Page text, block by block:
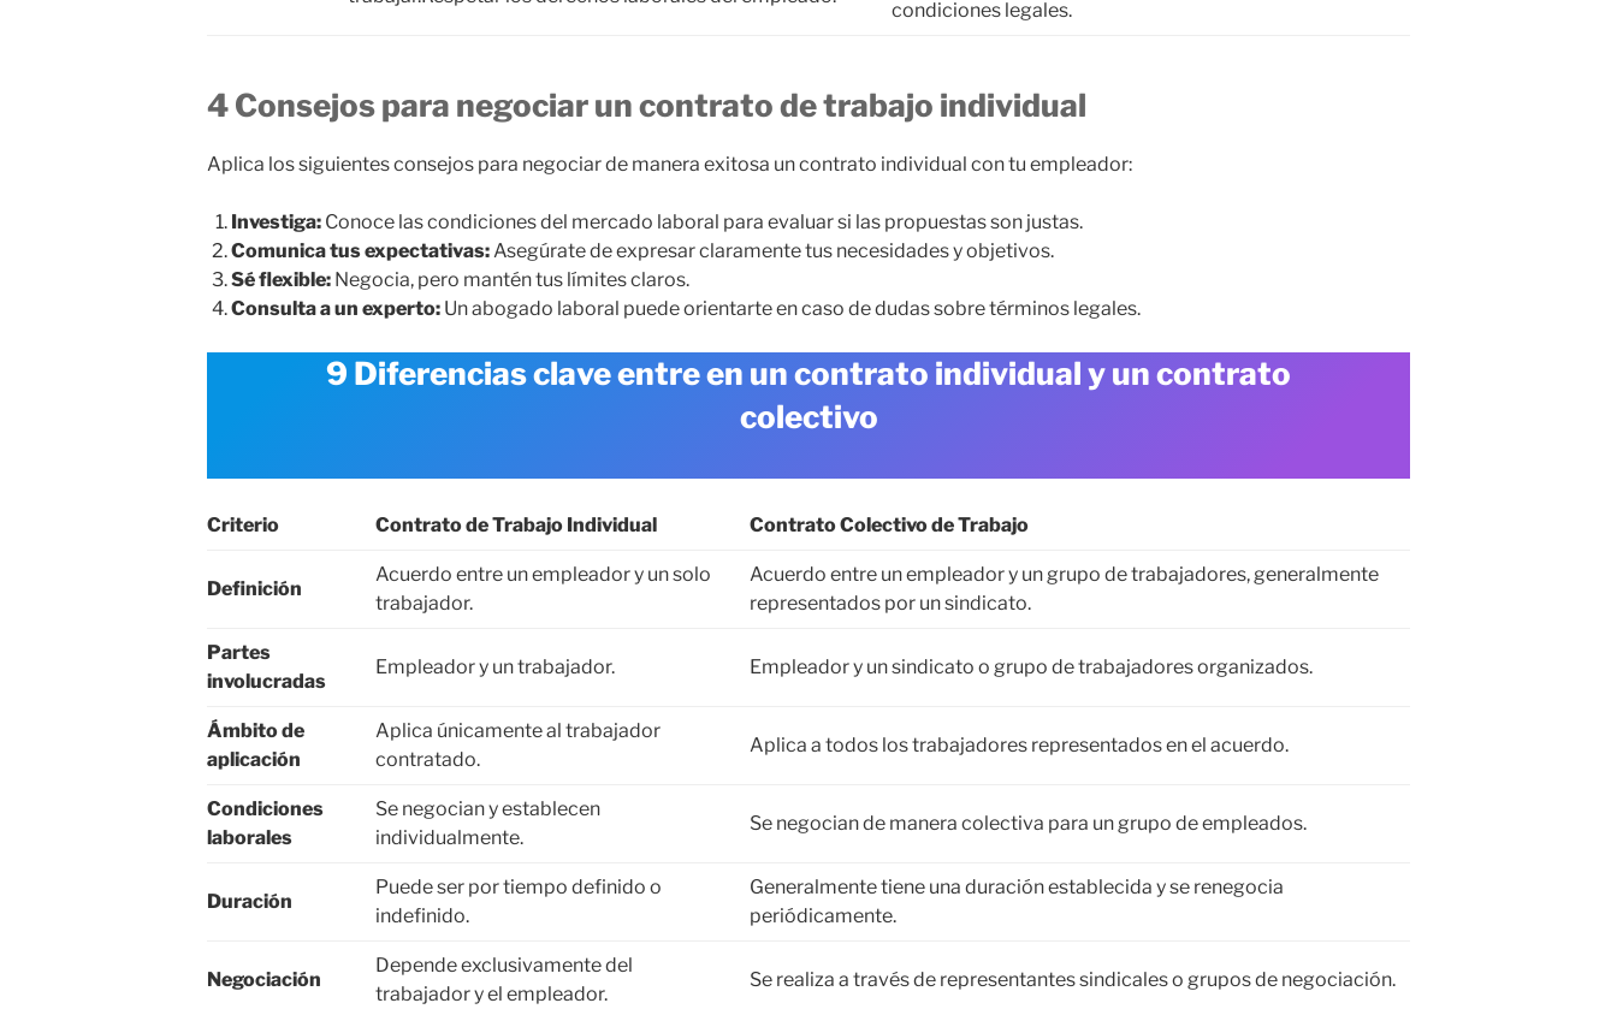
condiciones legales.
4 Consejos para negociar un contrato de trabajo individual
Aplica los siguientes consejos para negociar de manera exitosa un contrato individual con tu empleador:
Investiga: Conoce las condiciones del mercado laboral para evaluar si las propuestas son justas.
Comunica tus expectativas:Asegúrate de expresar claramente tus necesidades y objetivos.
Sé flexible: Negocia, pero mantén tus límites claros.
Consulta a un experto: Un abogado laboral puede orientarte en caso de dudas sobre términos legales.
9 Diferencias clave entre en un contrato individual y un contrato
colectivo
Criterio Contrato de Trabajo Individual Contrato Colectivo de Trabajo
Definición
Acuerdo entre un empleador y un solo
trabajador.
Acuerdo entre un empleador y un grupo de trabajadores, generalmente
representados por un sindicato.
Partes
involucradas
Empleador y un trabajador. Empleador y un sindicato o grupo de trabajadores organizados.
Ámbito de
aplicación
Aplica únicamente al trabajador
contratado.
Aplica a todos los trabajadores representados en el acuerdo.
Condiciones
laborales
Se negocian y establecen
individualmente.
Se negocian de manera colectiva para un grupo de empleados.
Duración
Puede ser por tiempo definido o
indefinido.
Generalmente tiene una duración establecida y se renegocia
periódicamente.
Negociación
Depende exclusivamente del
trabajador y el empleador.
Se realiza a través de representantes sindicales o grupos de negociación.